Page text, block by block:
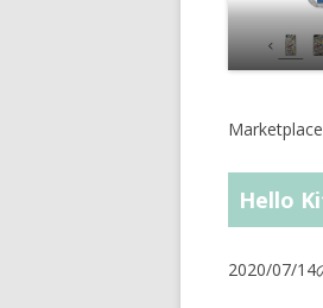
Hello
2020/07/14